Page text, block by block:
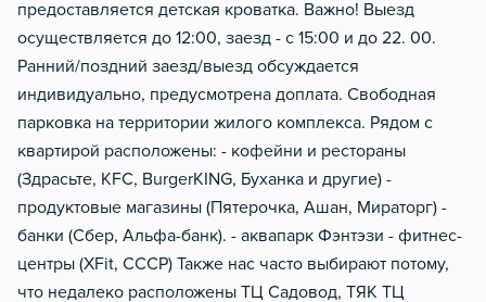
предоставляется детская кроватка. Важно! Выезд
осуществляется до 12:00, заезд - с 15:00 и до 22. 00.
Ранний/поздний заезд/выезд обсуждается
индивидуально, предусмотрена доплата. Свободная
парковка на территории жилого комплекса. Рядом с
квартирой расположены: - кофейни и рестораны
(Здрасьте, КFС, ВurgеrКING, Буханка и другие) -
продуктовые магазины (Пятерочка, Ашан, Мираторг) -
банки (Сбер, Альфа-банк). - аквапарк Фэнтэзи - фитнес-
центры (ХFit, СССР) Также нас часто выбирают потому,
что недалеко расположены ТЦ Садовод, ТЯК ТЦ